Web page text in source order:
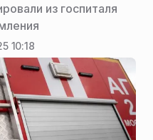
из госпиталя
10:18